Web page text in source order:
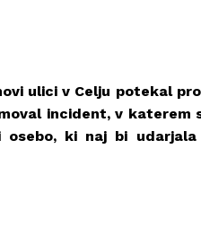
ulici v Celju potekal
incident, v
osebo, ki naj bi